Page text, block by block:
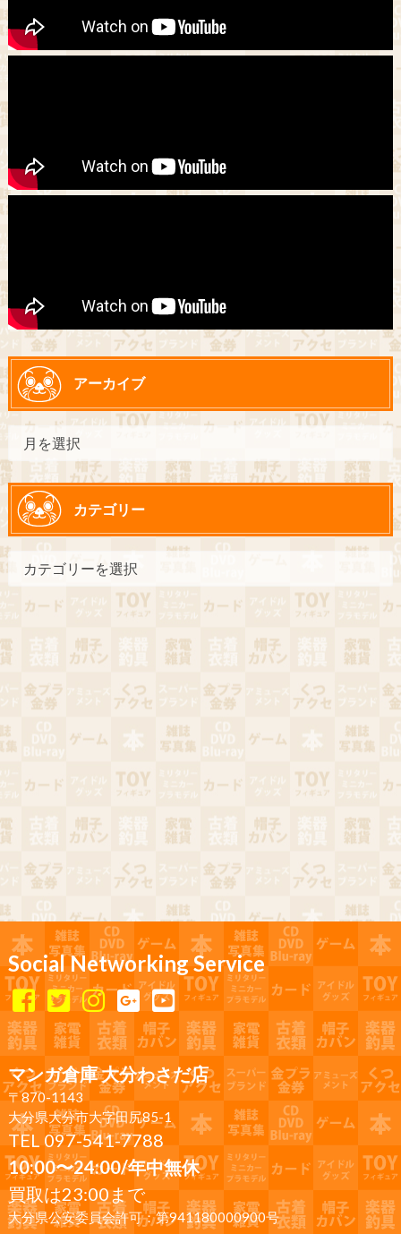
アーカイブ
カテゴリー
Social Networking Service
マンガ倉庫 大分わさだ店
〒870-1143
大分県大分市大字田尻85-1
TEL 097-541-7788
10:00〜24:00/年中無休
買取は23:00まで
大分県公安委員会許可：第941180000900号